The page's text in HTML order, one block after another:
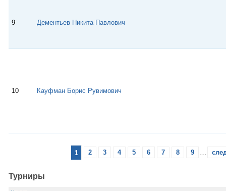
9 Дементьев Никита Павлович
10 Кауфман Борис Рувимович
1 2 3 4 5 6 7 8 9 …
Турниры